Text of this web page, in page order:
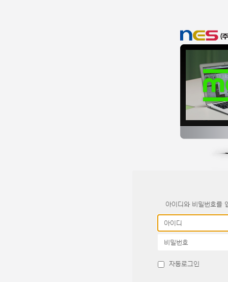
아이디와 비밀번호를
아이디
비밀번호
자동로그인